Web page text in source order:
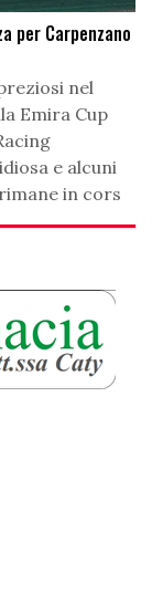
per Carpenzano
nel
Emira Cup
e alcuni
in cors